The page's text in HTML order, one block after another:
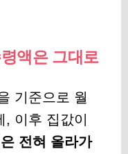
액은 그대로
기준으로 월
이후 집값이
전혀 올라가